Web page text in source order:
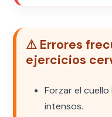
⚠ Errores
ejercicios
Forzar el
intensos.